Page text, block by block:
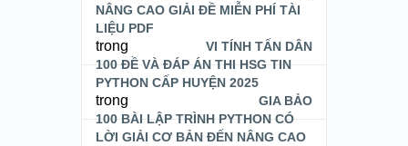
NÂNG CAO GIẢI ĐỀ MIỄN PHÍ TÀI
LIỆU PDF
VI TÍNH TẤN DÂN
trong
100 ĐỀ VÀ ĐÁP ÁN THI HSG TIN
PYTHON CẤP HUYỆN 2025
GIA BẢO
trong
100 BÀI LẬP TRÌNH PYTHON CÓ
LỜI GIẢI CƠ BẢN ĐẾN NÂNG CAO